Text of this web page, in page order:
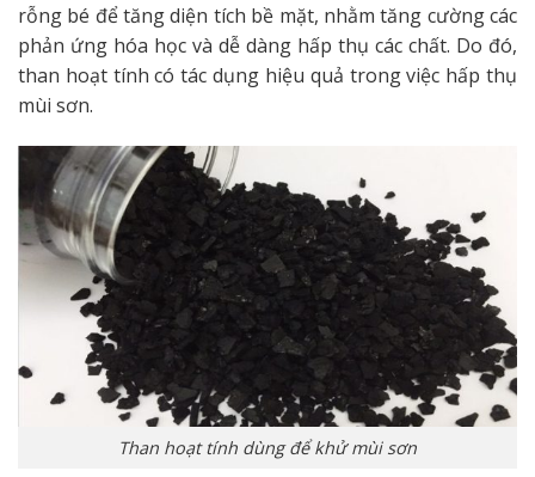
rỗng bé để tăng diện tích bề mặt, nhằm tăng cường các
phản ứng hóa học và dễ dàng hấp thụ các chất. Do đó,
than hoạt tính có tác dụng hiệu quả trong việc hấp thụ
mùi sơn.
Than hoạt tính dùng để khử mùi sơn